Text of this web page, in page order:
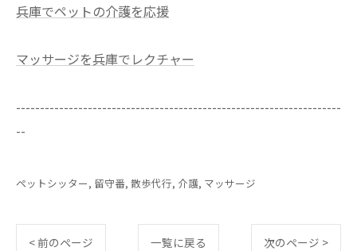
兵庫でペットの介護を応援
マッサージを兵庫でレクチャー
--------------------------------------------------------------------
--
ペットシッター 留守番 散歩代行 介護 マッサージ
< 前のページ 一覧に戻る 次のページ >